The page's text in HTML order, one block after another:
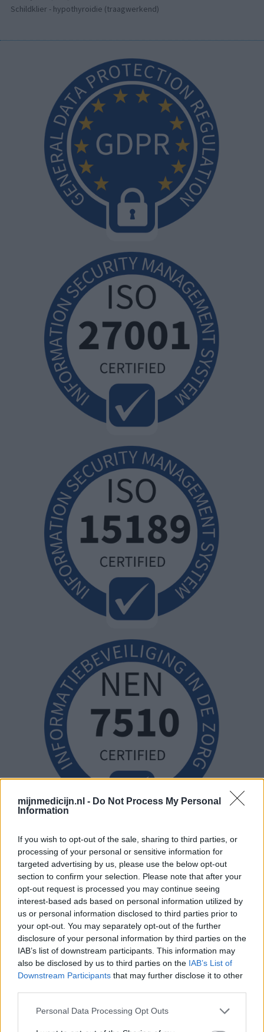
mijnmedicijn.nl - Do Not Process My Personal
Information
If you wish to opt-out of the sale, sharing to third parties, or
processing of your personal or sensitive information for
targeted advertising by us, please use the below opt-out
section to confirm your selection. Please note that after your
opt-out request is processed you may continue seeing
interest-based ads based on personal information utilized by
us or personal information disclosed to third parties prior to
your opt-out. You may separately opt-out of the further
disclosure of your personal information by third parties on the
IAB’s list of downstream participants. This information may
also be disclosed by us to third parties on the IAB’s List of
Downstream Participants that may further disclose it to other
Personal Data Processing Opt Outs
Schildklier - hypothyroidie (traagwerkend)